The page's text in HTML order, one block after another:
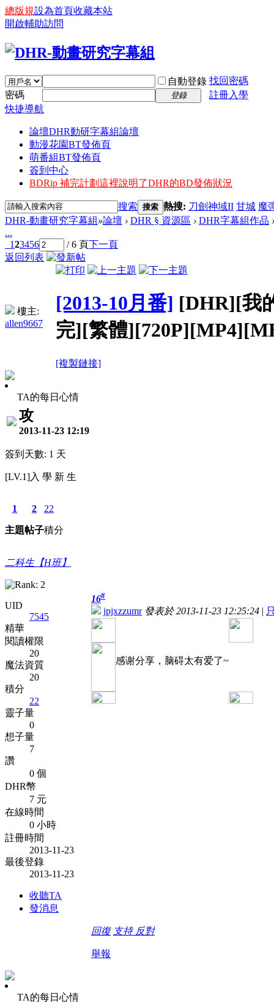
總版規設為首頁收藏本站
開啟輔助訪問
自動登錄 找回密碼
密碼
登錄
註冊入學
快捷導航
論壇DHR動研字幕組論壇
動漫花園BT發佈頁
萌番組BT發佈頁
簽到中心
BDRip 補完計劃這裡說明了DHR的BD發佈狀況
搜索 搜索 熱搜: 刀劍神域II 甘城 魔
DHR-動畫研究字幕組»論壇 › DHR § 資源區 › DHR字幕組作品 ›
...
123456 / 6 頁下一頁
返回列表
樓主:
allen9667
[2013-10月番] [DHR][我
完][繁體
[複製鏈接]
TA的每日心情
攻
2013-11-23 12:19
簽到天數: 1 天
[LV.1]入 學 新 生
1
主題
2
帖子
22
積分
二科生【H班】
UID
7545
精華
閱讀權限
20
魔法資質
20
積分
22
靈子量
0
想子量
7
讚
0 個
DHR幣
7 元
在線時間
0 小時
註冊時間
2013-11-23
最後登錄
2013-11-23
收聽TA
發消息
16#
jpjxzzumr 發表於 2013-11-23 12:25:24 |
感谢分享，脑碍太有爱了~
回復 支持 反對
舉報
TA的每日心情